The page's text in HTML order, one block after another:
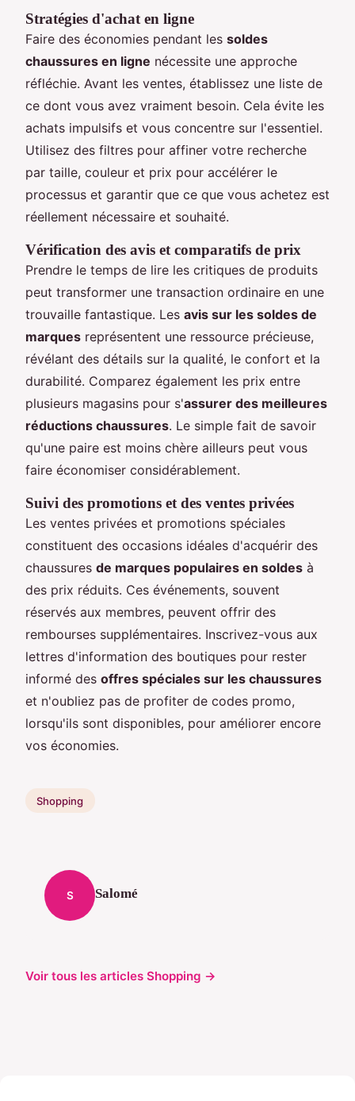
Stratégies d'achat en ligne
Faire des économies pendant les soldes
chaussures en ligne nécessite une approche
réfléchie. Avant les ventes, établissez une liste de
ce dont vous avez vraiment besoin. Cela évite les
achats impulsifs et vous concentre sur l'essentiel.
Utilisez des filtres pour affiner votre recherche
par taille, couleur et prix pour accélérer le
processus et garantir que ce que vous achetez est
réellement nécessaire et souhaité.
Vérification des avis et comparatifs de prix
Prendre le temps de lire les critiques de produits
peut transformer une transaction ordinaire en une
trouvaille fantastique. Les avis sur les soldes de
marques représentent une ressource précieuse,
révélant des détails sur la qualité, le confort et la
durabilité. Comparez également les prix entre
plusieurs magasins pour s'assurer des meilleures
réductions chaussures. Le simple fait de savoir
qu'une paire est moins chère ailleurs peut vous
faire économiser considérablement.
Suivi des promotions et des ventes privées
Les ventes privées et promotions spéciales
constituent des occasions idéales d'acquérir des
chaussures de marques populaires en soldes à
des prix réduits. Ces événements, souvent
réservés aux membres, peuvent offrir des
rembourses supplémentaires. Inscrivez-vous aux
lettres d'information des boutiques pour rester
informé des offres spéciales sur les chaussures
et n'oubliez pas de profiter de codes promo,
lorsqu'ils sont disponibles, pour améliorer encore
vos économies.
Shopping
S Salomé
Voir tous les articles Shopping →